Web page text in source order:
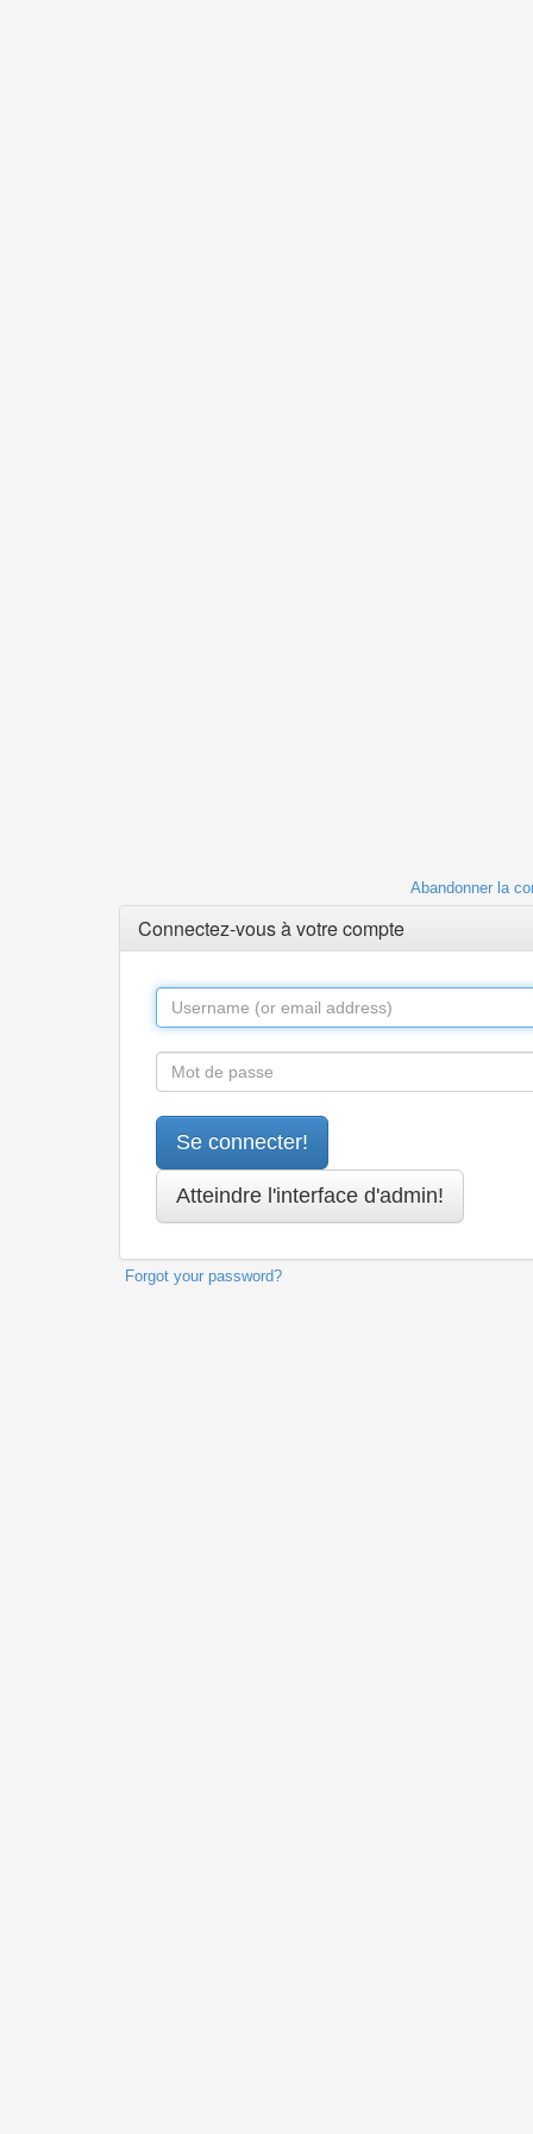
Abandonner la
Connectez-vous à votre compte
Forgot your password?